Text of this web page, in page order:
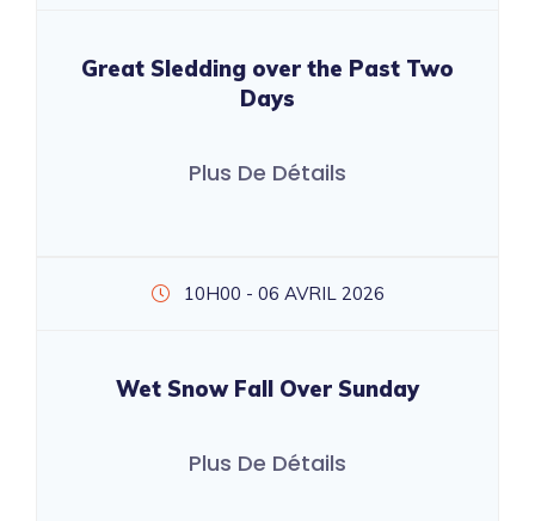
Great Sledding over the Past Two
Days
Plus De Détails
10H00 - 06 AVRIL 2026
Wet Snow Fall Over Sunday
Plus De Détails